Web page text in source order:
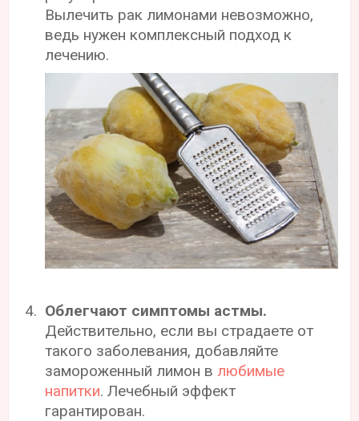
Вылечить рак лимонами невозможно,
ведь нужен комплексный подход к
лечению.
Облегчают симптомы астмы.
Действительно, если вы страдаете от
такого заболевания, добавляйте
замороженный лимон в любимые
напитки. Лечебный эффект
гарантирован.